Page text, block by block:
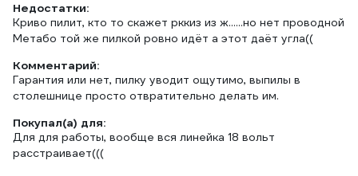
Недостатки:
Криво пилит, кто то скажет рккиз из ж......но нет проводной
Метабо той же пилкой ровно идёт а этот даёт угла((
Комментарий:
Гарантия или нет, пилку уводит ощутимо, выпилы в
столешнице просто отвратительно делать им.
Покупал(а) для:
Для для работы, вообще вся линейка 18 вольт
расстраивает(((